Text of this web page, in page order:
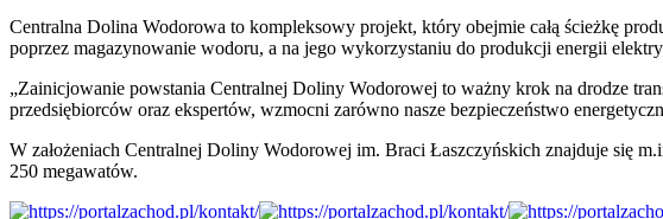
Centralna Dolina Wodorowa to kompleksowy projekt, który obejmie całą ścieżkę
poprzez magazynowanie wodoru, a na jego wykorzystaniu do produkcji energii
„Zainicjowanie powstania Centralnej Doliny Wodorowej to ważny krok na drodze
przedsiębiorców oraz ekspertów, wzmocni zarówno nasze bezpieczeństwo
W założeniach Centralnej Doliny Wodorowej im. Braci Łaszczyńskich znajduje się
250 megawatów.